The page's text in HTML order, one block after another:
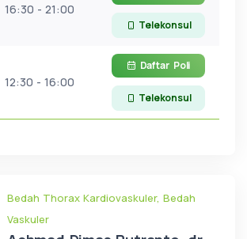
16:30 - 21:00
Telekonsul
12:30 - 16:00
Daftar Poli
Telekonsul
Bedah Thorax Kardiovaskuler, Bedah
Vaskuler